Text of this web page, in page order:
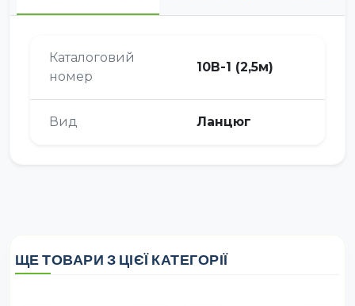
Каталоговий
номер
10В-1 (2,5м)
Вид Ланцюг
ЩЕ ТОВАРИ З ЦІЄЇ КАТЕГОРІЇ